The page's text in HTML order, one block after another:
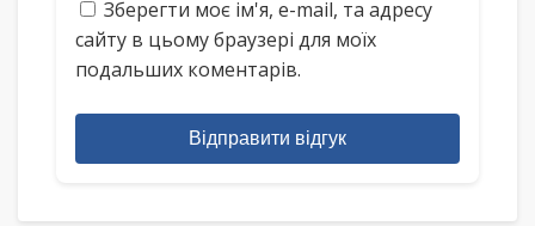
Зберегти моє ім'я, e-mail, та адресу
сайту в цьому браузері для моїх
подальших коментарів.
Відправити відгук